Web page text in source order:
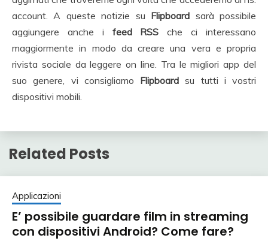
account. A queste notizie su Flipboard sarà possibile
aggiungere anche i feed RSS che ci interessano
maggiormente in modo da creare una vera e propria
rivista sociale da leggere on line. Tra le migliori app del
suo genere, vi consigliamo Flipboard su tutti i vostri
dispositivi mobili.
Related Posts
Applicazioni
E’ possibile guardare film in streaming
con dispositivi Android? Come fare?